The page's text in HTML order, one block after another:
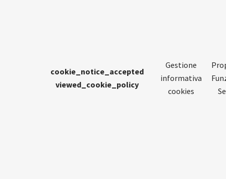
cookie_notice_accepted
viewed_cookie_policy
Gestione
informativa
cookies